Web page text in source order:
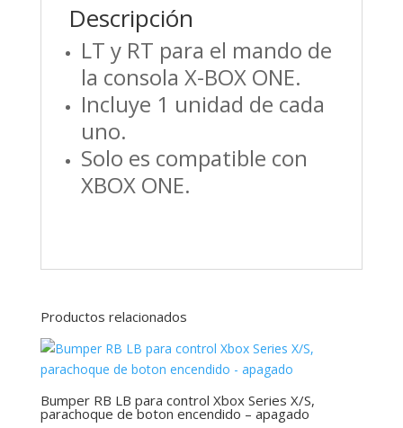
Descripción
LT y RT para el mando de
la consola X-BOX ONE.
Incluye 1 unidad de cada
uno.
Solo es compatible con
XBOX ONE.
Productos relacionados
Bumper RB LB para control Xbox Series X/S,
parachoque de boton encendido – apagado